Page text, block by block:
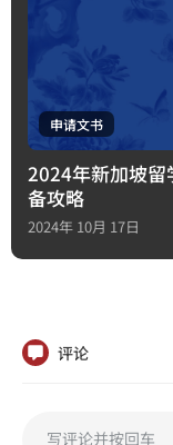
申请文书
2024年新加坡留
备攻略
2024年 10月 17日
评论